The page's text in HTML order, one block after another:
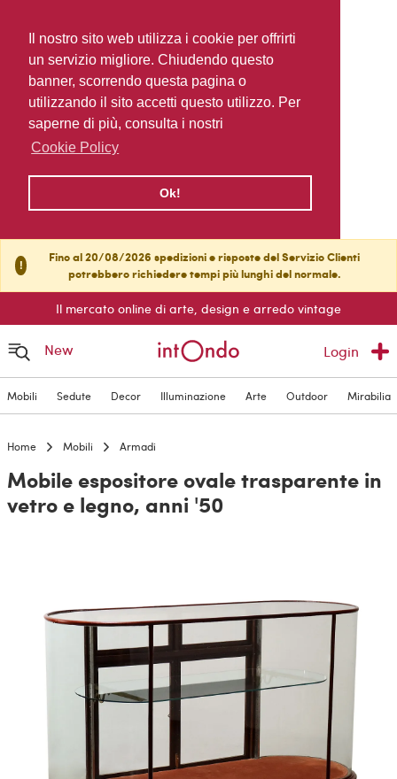
Il nostro sito web utilizza i cookie per offrirti
un servizio migliore. Chiudendo questo
banner, scorrendo questa pagina o
utilizzando il sito accetti questo utilizzo. Per
saperne di più, consulta i nostri
Cookie Policy
Ok!
!
Fino al 20/08/2026 spedizioni e risposte del Servizio Clienti
potrebbero richiedere tempi più lunghi del normale.
Il mercato online di arte, design e arredo vintage
New Login
Mobili Sedute Decor Illuminazione Arte Outdoor Mirabilia
Home Mobili Armadi
Mobile espositore ovale trasparente in
vetro e legno, anni '50